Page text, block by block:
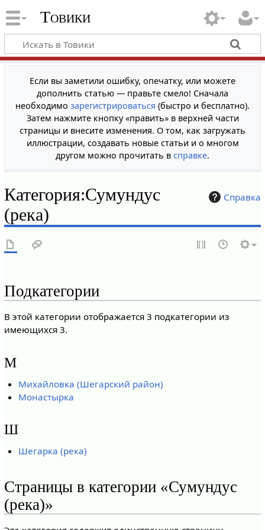
Товики
Если вы заметили ошибку, опечатку, или можете
дополнить статью — правьте смело! Сначала
необходимо зарегистрироваться (быстро и бесплатно).
Затем нажмите кнопку «править» в верхней части
страницы и внесите изменения. О том, как загружать
иллюстрации, создавать новые статьи и о многом
другом можно прочитать в справке.
Справка
Категория:Сумундус
(река)
Подкатегории
В этой категории отображается 3 подкатегории из
имеющихся 3.
М
Михайловка (Шегарский район)
Монастырка
Ш
Шегарка (река)
Страницы в категории «Сумундус
(река)»